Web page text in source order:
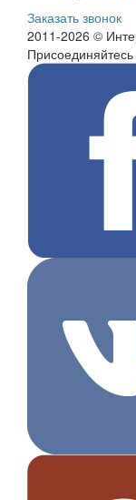
Заказать звонок
2011-2026 ©